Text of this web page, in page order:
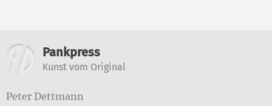
Weitere Informationen
Pankpress
Kunst vom Original
Peter Dettmann